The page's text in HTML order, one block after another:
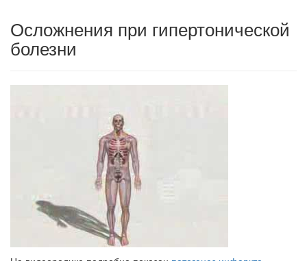
Осложнения при гипертонической
болезни